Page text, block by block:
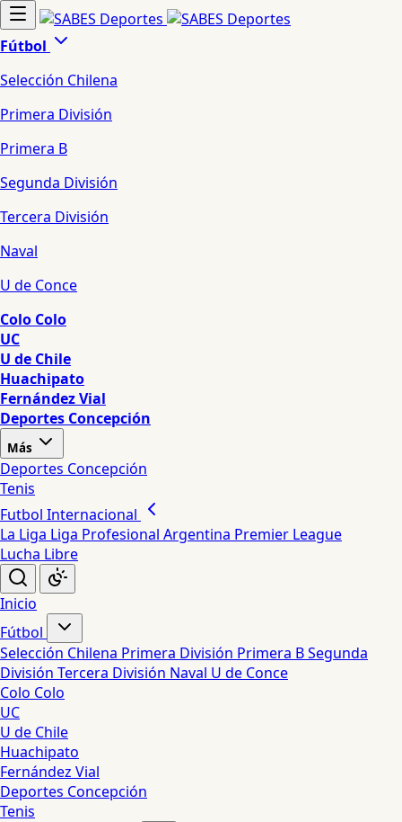
Fútbol
Selección Chilena
Primera División
Primera B
Segunda División
Tercera División
Naval
U de Conce
Colo Colo
UC
U de Chile
Huachipato
Fernández Vial
Deportes Concepción
Más
Deportes Concepción
Tenis
Futbol Internacional
La Liga Liga Profesional Argentina Premier League
Lucha Libre
Inicio
Fútbol
Selección Chilena Primera División Primera BSegunda
División Tercera División Naval U de Conce
Colo Colo
UC
U de Chile
Huachipato
Fernández Vial
Deportes Concepción
Tenis